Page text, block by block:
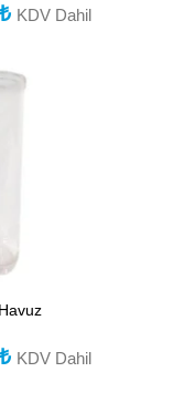
₺ KDV Dahil
₺ KDV Dahil